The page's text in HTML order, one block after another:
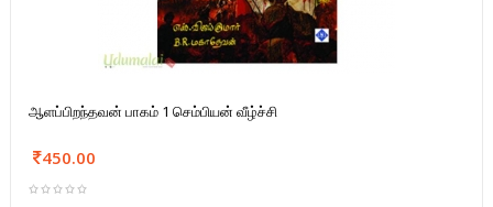
ஆளப்பிறந்தவன் பாகம் 1 செம்பியன் வீழ்ச்சி
450.00